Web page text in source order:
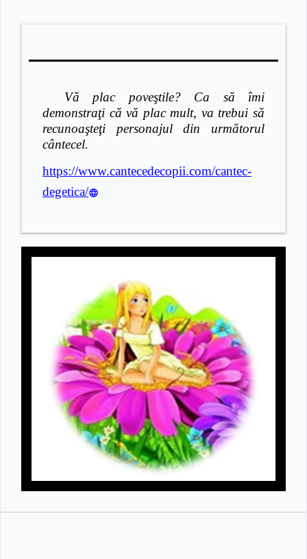
Vă plac poveştile? Ca să îmi
demonstraţi că vă plac mult, va trebui să
recunoaşteţi personajul din următorul
cântecel.
https://www.cantecedecopii.com/cantec-
degetica/